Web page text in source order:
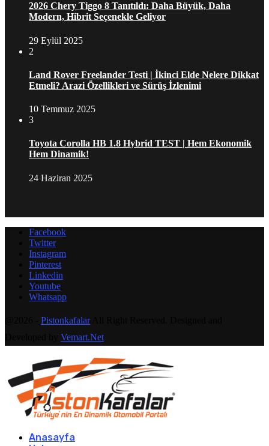
2026 Chery Tiggo 8 Tanıtıldı: Daha Büyük, Daha
Modern, Hibrit Seçenekle Geliyor
29 Eylül 2025
2
Land Rover Freelander Testi | İkinci Elde Nelere Dikkat
Etmeli? Arazi Özellikleri ve Sürüş İzlenimi
10 Temmuz 2025
3
Toyota Corolla HB 1.8 Hybrid TEST | Hem Ekonomik
Hem Dinamik!
24 Haziran 2025
Facebook
Twitter
Instagram
Pinterest
Linkedin
Youtube
Whatsapp
PistonkafalarAll Right Reserved. Designed and
Vemart.Net
Anasayfa